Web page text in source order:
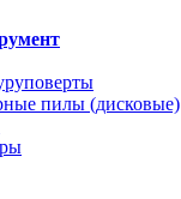
пилы (дисковые)